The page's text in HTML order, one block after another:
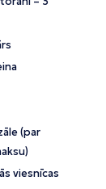
(par
viesnīcas